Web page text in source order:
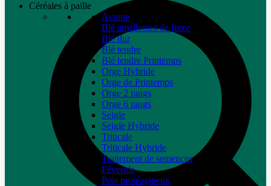
Céréales à paille
Avoine
Blé améliorant de force
Blé dur
Blé tendre
Blé tendre Printemps
Orge Hybride
Orge de Printemps
Orge 2 rangs
Orge 6 rangs
Seigle
Seigle Hybride
Triticale
Triticale Hybride
Traitement de semences
Féverole
Pois protéagineux